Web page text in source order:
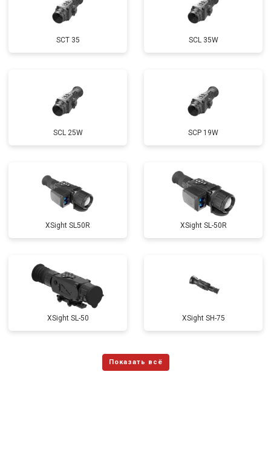
SCT 35 SCL 35W
SCL 25W SCP 19W
ХSight SL50R XSight SL-50R
XSight SL-50 XSight SH-75